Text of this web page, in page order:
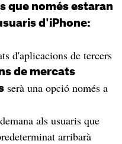
que només estaran
d'iPhone:
d'aplicacions de tercers
de mercats
serà una opció només a
als usuaris que
arribarà